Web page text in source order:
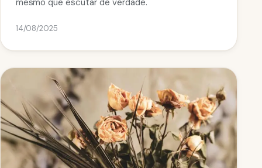
mesmo que escutar de verdade.
14/08/2025